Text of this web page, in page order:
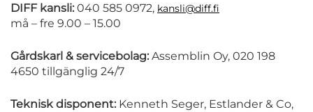
DIFF kansli: 040 585 0972, kansli@diff.fi
må – fre 9.00 – 15.00
Gårdskarl & servicebolag: Assemblin Oy, 020 198
4650 tillgänglig 24/7
Teknisk disponent: Kenneth Seger, Estlander & Co,